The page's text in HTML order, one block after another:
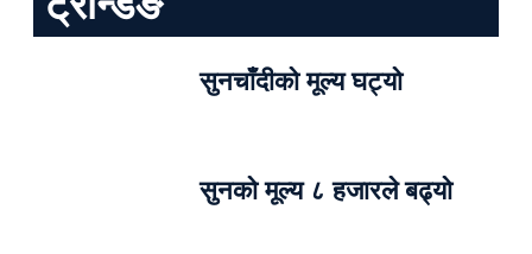
सुनचाँदीको मूल्य घट्यो
सुनको मूल्य ८ हजारले बढ्यो